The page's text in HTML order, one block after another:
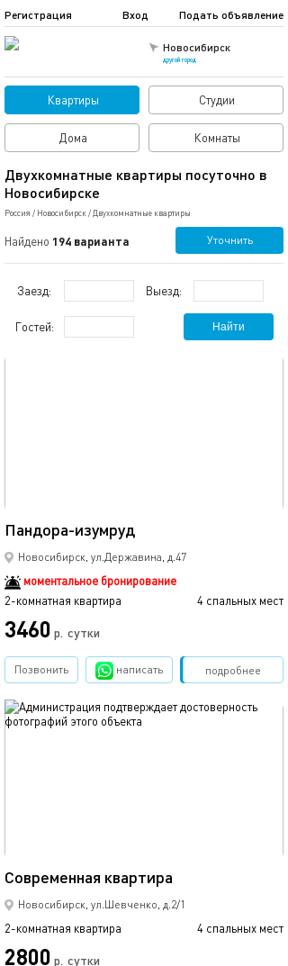
Новосибирск
другой город
Подать объявление
Регистрация Вход
Квартиры Студии
Дома Комнаты
Двухкомнатные квартиры посуточно в
Новосибирске
Россия / Новосибирск/ Двухкомнатные квартиры
Найдено 194 варианта Уточнить
Заезд: Выезд:
Гостей: Найти
Пандора-изумруд
Новосибирск, ул.Державина, д.47
моментальное бронирование
2-комнатная квартира
4 спальных мест
3460 р. сутки
подробнее
Позвонить написать Забронировать
Современная квартира
Новосибирск, ул.Шевченко, д.2/1
2-комнатная квартира 4 спальных мест
2800 р. сутки
обновлено 11.12.2025